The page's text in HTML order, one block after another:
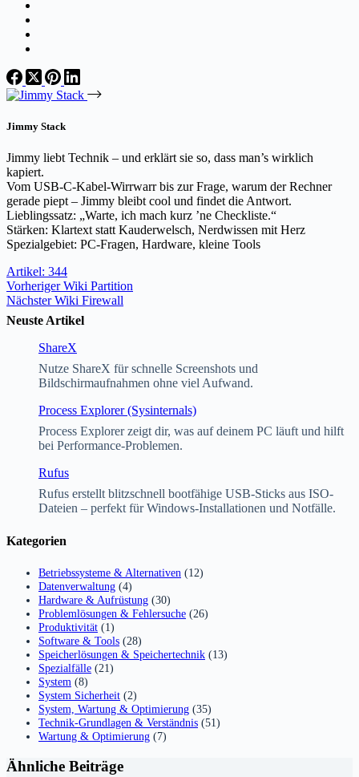
Jimmy Stack
Jimmy liebt Technik – und erklärt sie so, dass man’s wirklich
kapiert.
Vom USB-C-Kabel-Wirrwarr bis zur Frage, warum der Rechner
gerade piept – Jimmy bleibt cool und findet die Antwort.
Lieblingssatz: „Warte, ich mach kurz ’ne Checkliste.“
Stärken: Klartext statt Kauderwelsch, Nerdwissen mit Herz
Spezialgebiet: PC-Fragen, Hardware, kleine Tools
Artikel: 344
VorherigerWiki Partition
NächsterWiki Firewall
Neuste Artikel
ShareX
Nutze ShareX für schnelle Screenshots und
Bildschirmaufnahmen ohne viel Aufwand.
Process Explorer (Sysinternals)
Process Explorer zeigt dir, was auf deinem PC läuft und hilft
bei Performance-Problemen.
Rufus
Rufus erstellt blitzschnell bootfähige USB-Sticks aus ISO-
Dateien – perfekt für Windows-Installationen und Notfälle.
Kategorien
Betriebssysteme & Alternativen (12)
Datenverwaltung (4)
Hardware & Aufrüstung (30)
Problemlösungen & Fehlersuche (26)
Produktivität (1)
Software & Tools (28)
Speicherlösungen & Speichertechnik (13)
Spezialfälle (21)
System (8)
System Sicherheit (2)
System, Wartung & Optimierung (35)
Technik-Grundlagen & Verständnis (51)
Wartung & Optimierung (7)
Ähnliche Beiträge